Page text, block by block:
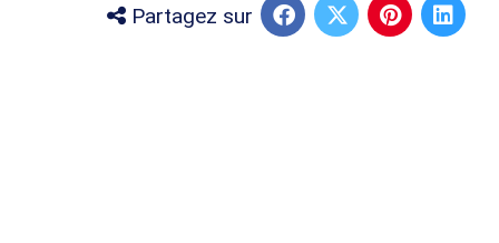
Partagez sur